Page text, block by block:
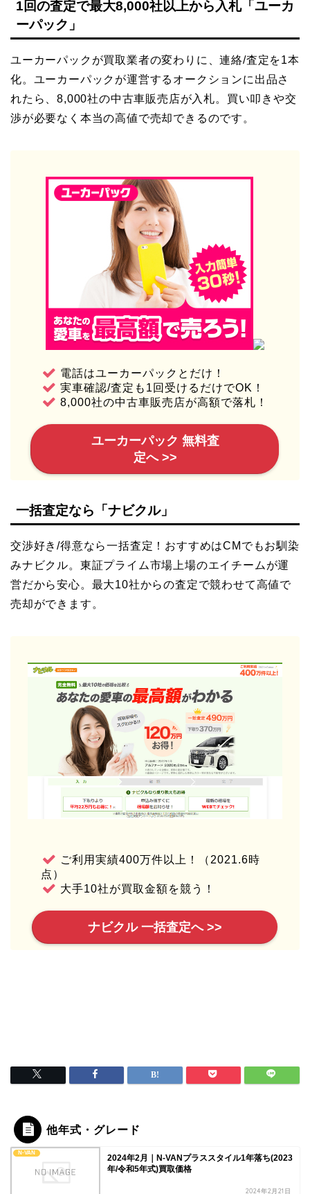
1回の査定で最大8,000社以上から入札「ユーカ
ーパック」
ユーカーパックが買取業者の変わりに、連絡/査定を1本
化。ユーカーパックが運営するオークションに出品さ
れたら、8,000社の中古車販売店が入札。買い叩きや交
渉が必要なく本当の高値で売却できるのです。
電話はユーカーパックとだけ！
実車確認/査定も1回受けるだけでOK！
8,000社の中古車販売店が高額で落札！
ユーカーパック 無料査
定へ >>
一括査定なら「ナビクル」
交渉好き/得意なら一括査定！おすすめはCMでもお馴染
みナビクル。東証プライム市場上場のエイチームが運
営だから安心。最大10社からの査定で競わせて高値で
売却ができます。
ご利用実績400万件以上！（2021.6時
点）
大手10社が買取金額を競う！
ナビクル 一括査定へ >>
他年式・グレード
N-VAN
2024年2月｜N-VANプラススタイル1年落ち(2023
年/令和5年式)買取価格
2024年2月21日